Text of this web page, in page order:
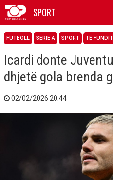
SPORT
FUTBOLL SERIE A SPORT TË FUNDIT
Icardi donte
dhjetë gola brenda
02/02/2026 20:44